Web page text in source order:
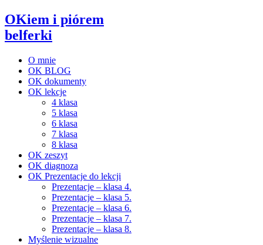
OKiem i piórem
belferki
O mnie
OK BLOG
OK dokumenty
OK lekcje
4 klasa
5 klasa
6 klasa
7 klasa
8 klasa
OK zeszyt
OK diagnoza
OK Prezentacje do lekcji
Prezentacje – klasa 4.
Prezentacje – klasa 5.
Prezentacje – klasa 6.
Prezentacje – klasa 7.
Prezentacje – klasa 8.
Myślenie wizualne